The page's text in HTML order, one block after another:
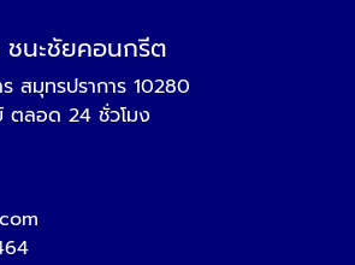
ชนะชัยคอนกรีต
สมุทรปราการ 10280
ตลอด 24 ชั่วโมง